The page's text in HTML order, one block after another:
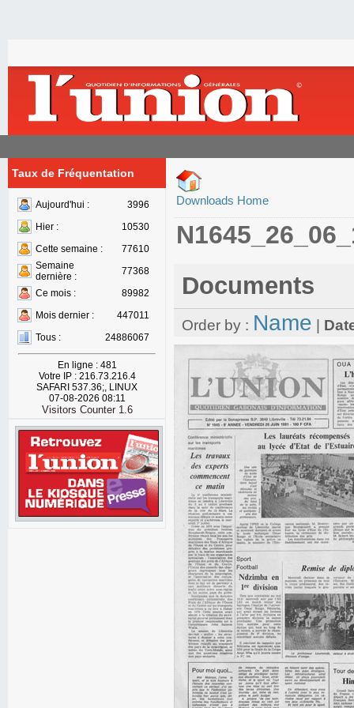
Taux de Fréquentation
Aujourd'hui :
3996
Hier :
10530
Cette semaine :
77610
Semaine
dernière :
77368
Ce mois :
89982
Mois dernier :
447011
Tous :
24886067
En ligne : 481
Votre IP : 216.73.216.4
SAFARI 537.36;, LINUX
07-08-2026 08:11
Visitors Counter 1.6
Downloads Home
Documents
Order by : Name